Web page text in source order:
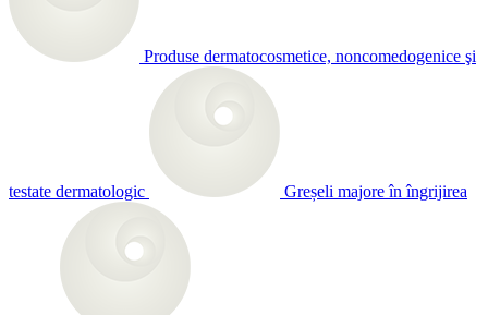
Produse dermatocosmetice, noncomedogenice şi
testate dermatologic Greșeli majore în îngrijirea